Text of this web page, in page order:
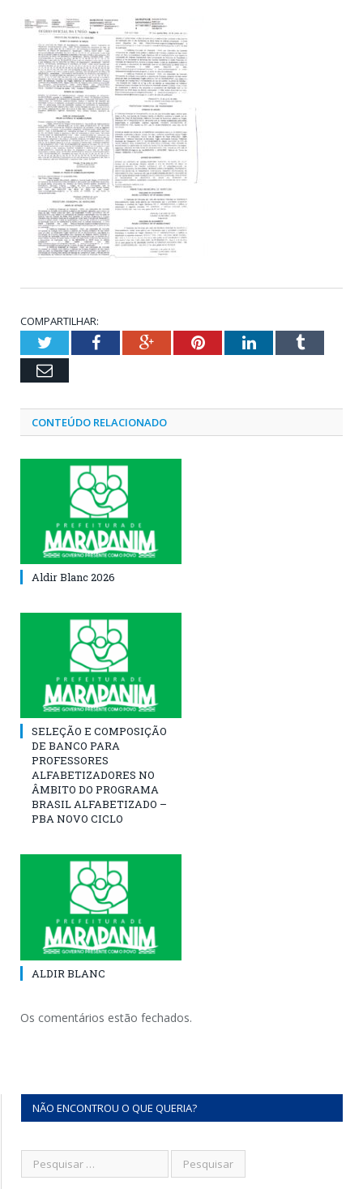
COMPARTILHAR:
TwitterFacebookGoogle+PinterestLinkedInTumblr
Email
CONTEÚDO RELACIONADO
Aldir Blanc 2026
SELEÇÃO E COMPOSIÇÃO
DE BANCO PARA
PROFESSORES
ALFABETIZADORES NO
ÂMBITO DO PROGRAMA
BRASIL ALFABETIZADO –
PBA NOVO CICLO
ALDIR BLANC
Os comentários estão fechados.
NÃO ENCONTROU O QUE QUERIA?